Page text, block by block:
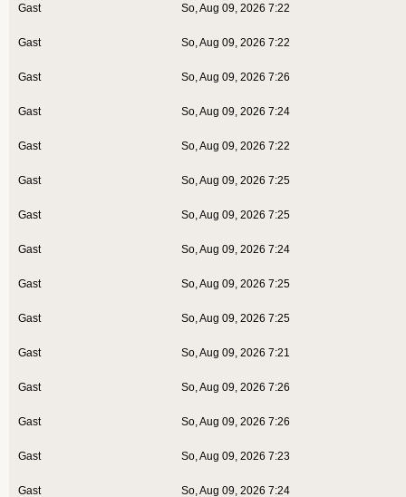
Gast So, Aug 09, 2026 7:22
Gast So, Aug 09, 2026 7:22
Gast So, Aug 09, 2026 7:26
Gast So, Aug 09, 2026 7:24
Gast So, Aug 09, 2026 7:22
Gast So, Aug 09, 2026 7:25
Gast So, Aug 09, 2026 7:25
Gast So, Aug 09, 2026 7:24
Gast So, Aug 09, 2026 7:25
Gast So, Aug 09, 2026 7:25
Gast So, Aug 09, 2026 7:21
Gast So, Aug 09, 2026 7:26
Gast So, Aug 09, 2026 7:26
Gast So, Aug 09, 2026 7:23
Gast So, Aug 09, 2026 7:24